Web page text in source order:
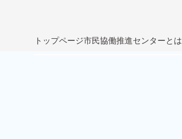
トップページ市民協働推進センターとは